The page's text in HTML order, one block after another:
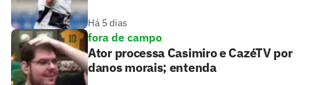
Há 5 dias
fora de campo
Ator processa Casimiro e CazéTV por
danos morais; entenda